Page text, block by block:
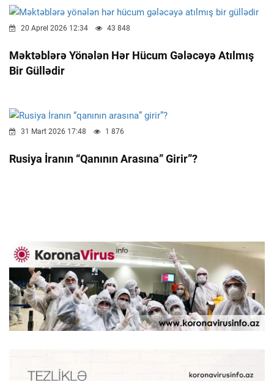
20 Aprel 2026 12:34 43 848
Məktəblərə Yönələn Hər Hücum Gələcəyə Atılmış
Bir Güllədir
31 Mart 2026 17:48 1 876
Rusiya İranın “qanının Arasına” Girir”?